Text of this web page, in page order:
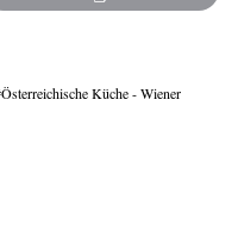
Österreichische Küche - Wiener